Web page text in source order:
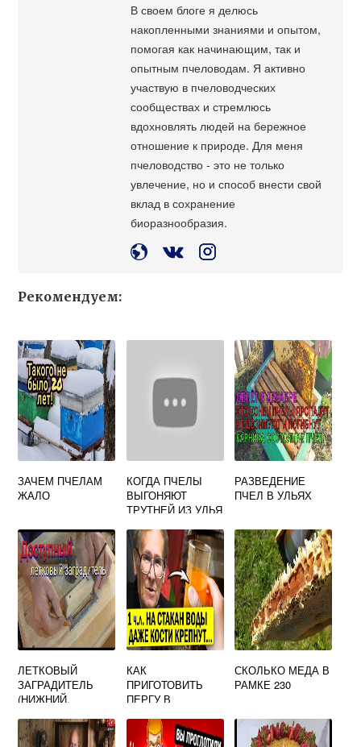
В своем блоге я делюсь
накопленными знаниями и опытом,
помогая как начинающим, так и
опытным пчеловодам. Я активно
участвую в пчеловодческих
сообществах и стремлюсь
вдохновлять людей на бережное
отношение к природе. Для меня
пчеловодство - это не только
увлечение, но и способ внести свой
вклад в сохранение
биоразнообразия.
Рекомендуем:
ЗАЧЕМ ПЧЕЛАМ
ЖАЛО
КОГДА ПЧЕЛЫ
ВЫГОНЯЮТ
ТРУТНЕЙ ИЗ УЛЬЯ
РАЗВЕДЕНИЕ
ПЧЕЛ В УЛЬЯХ
ЛЕТКОВЫЙ
ЗАГРАДИТЕЛЬ
(НИЖНИЙ,
СТАЛЬ)
КАК
ПРИГОТОВИТЬ
ПЕРГУ В
УСЛОВИЯХ
СКОЛЬКО МЕДА В
РАМКЕ 230